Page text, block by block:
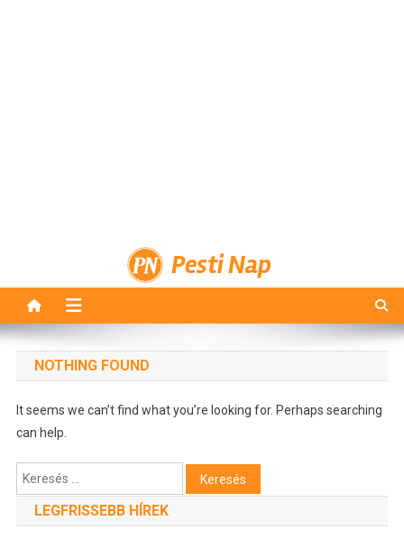
Pesti Nap
NOTHING FOUND
It seems we can’t find what you’re looking for. Perhaps searching
can help.
Keresés:
LEGFRISSEBB HÍREK